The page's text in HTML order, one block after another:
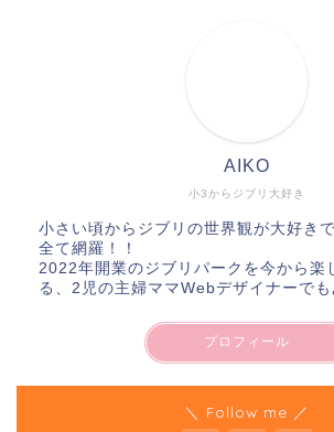
小3からジブリ大好き
AIKO
小さい頃からジブリの世界観が大好き
全て網羅！！
2022年開業のジブリパークを今から楽
る、2児の主婦ママWebデザイナーでも
プロフィール
＼ Follow me ／